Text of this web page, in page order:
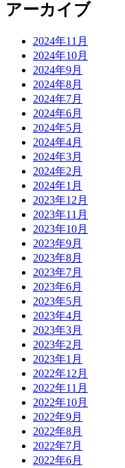
アーカイブ
2024年11月
2024年10月
2024年9月
2024年8月
2024年7月
2024年6月
2024年5月
2024年4月
2024年3月
2024年2月
2024年1月
2023年12月
2023年11月
2023年10月
2023年9月
2023年8月
2023年7月
2023年6月
2023年5月
2023年4月
2023年3月
2023年2月
2023年1月
2022年12月
2022年11月
2022年10月
2022年9月
2022年8月
2022年7月
2022年6月